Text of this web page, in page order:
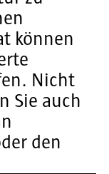
können
Nicht
Sie auch
den